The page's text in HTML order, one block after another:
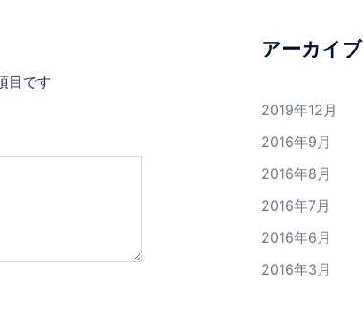
目です
アーカイブ
2019年12月
2016年9月
2016年8月
2016年7月
2016年6月
2016年3月